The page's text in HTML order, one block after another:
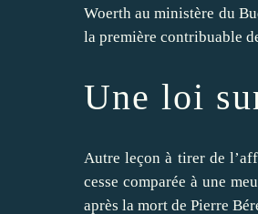
Woerth au ministère du
la première contribuable
Une loi
Autre leçon à tirer de
cesse comparée à une
après la mort de Pierre